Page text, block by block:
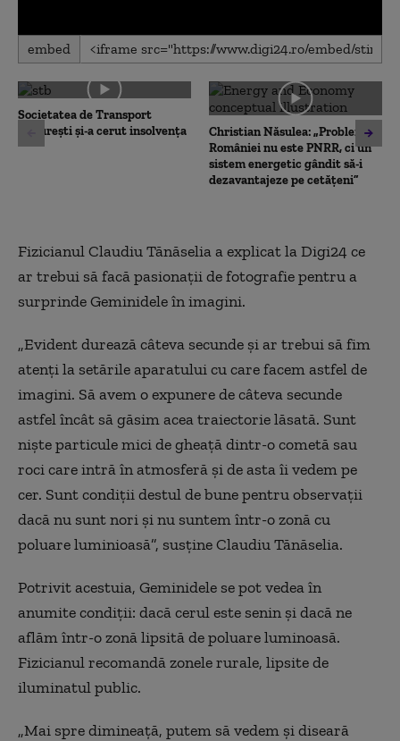
0
seconds
0
seconds
embed
Societatea de Transport
București și-a cerut insolvența
Christian Năsulea: „Problema
României nu este PNRR, ci un
sistem energetic gândit să-i
dezavantajeze pe cetățeni”
Fizicianul Claudiu Tănăselia a explicat la Digi24 ce
ar trebui să facă pasionații de fotografie pentru a
surprinde Geminidele în imagini.
„Evident durează câteva secunde și ar trebui să fim
atenți la setările aparatului cu care facem astfel de
imagini. Să avem o expunere de câteva secunde
astfel încât să găsim acea traiectorie lăsată. Sunt
niște particule mici de gheață dintr-o cometă sau
roci care intră în atmosferă și de asta îi vedem pe
cer. Sunt condiții destul de bune pentru observații
dacă nu sunt nori și nu suntem într-o zonă cu
poluare luminioasă”, susține Claudiu Tănăselia.
Potrivit acestuia, Geminidele se pot vedea în
anumite condiții: dacă cerul este senin și dacă ne
aflăm într-o zonă lipsită de poluare luminoasă.
Fizicianul recomandă zonele rurale, lipsite de
iluminatul public.
„Mai spre dimineață, putem să vedem și diseară